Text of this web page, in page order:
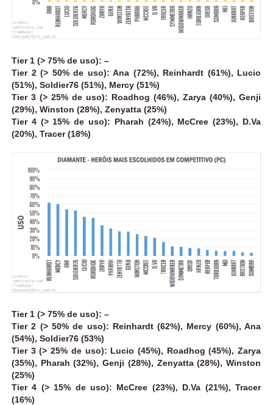
Tier 1 (> 75% de uso): –
Tier 2 (> 50% de uso): Ana (72%), Reinhardt (61%), Lucio
(51%), Soldier76 (51%), Mercy (51%)
Tier 3 (> 25% de uso): Roadhog (46%), Zarya (40%), Genji
(29%), Winston (28%), Zenyatta (25%)
Tier 4 (> 15% de uso): Pharah (24%), McCree (23%), D.Va
(20%), Tracer (18%)
Tier 1 (> 75% de uso): –
Tier 2 (> 50% de uso): Reinhardt (62%), Mercy (60%), Ana
(54%), Soldier76 (53%)
Tier 3 (> 25% de uso): Lucio (45%), Roadhog (45%), Zarya
(35%), Pharah (32%), Genji (28%), Zenyatta (28%), Winston
(25%)
Tier 4 (> 15% de uso): McCree (23%), D.Va (21%), Tracer
(16%)